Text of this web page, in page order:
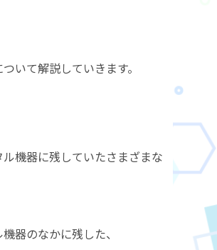
いて解説していきます。
機器に残していたさまざまな
器のなかに残した、